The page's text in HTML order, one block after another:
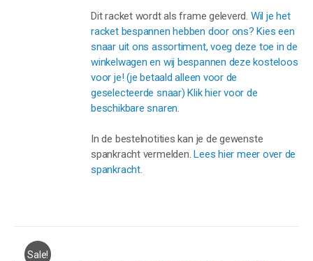
Dit racket wordt als frame geleverd. Wil je het
racket bespannen hebben door ons? Kies een
snaar uit ons assortiment, voeg deze toe in de
winkelwagen en wij bespannen deze kosteloos
voor je! (je betaald alleen voor de
geselecteerde snaar) Klik hier voor de
beschikbare snaren.
In de bestelnotities kan je de gewenste
spankracht vermelden. Lees hier meer over de
spankracht.
Sale!